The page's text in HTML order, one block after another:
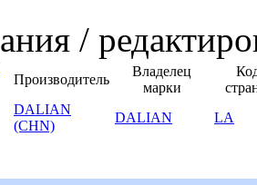
/
Производитель
Владелец
марки
DALIAN
(CHN)
DALIAN LA